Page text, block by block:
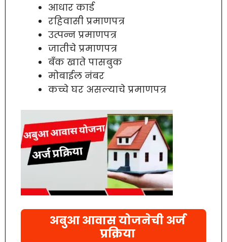
आधार कार्ड
रहिवासी प्रमाणपत्र
उत्पन्न प्रमाणपत्र
जातीचे प्रमाणपत्र
बँक खाते पासबुक
मोबाईल नंबर
कच्चे घर असल्याचे प्रमाणपत्र
अबुआ आवास योजनेची अर्ज
प्रक्रिया